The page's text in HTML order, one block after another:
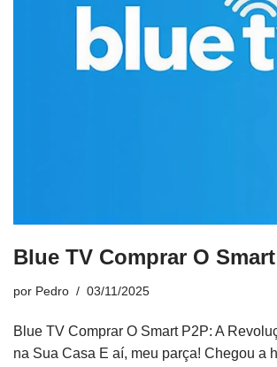
Blue TV Comprar O
por Pedro 03/11/2025
Blue TV Comprar O Smart P2P: A
na Sua Casa E aí, meu parça! Chegou a